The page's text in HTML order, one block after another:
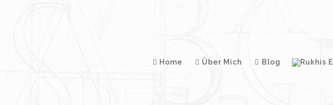
Home Über Mich Blog